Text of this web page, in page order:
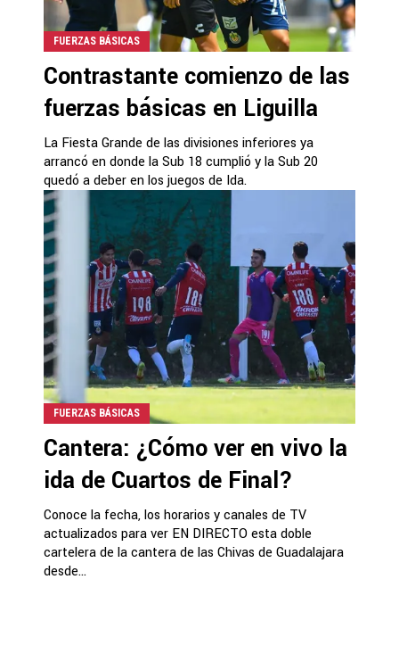
FUERZAS BÁSICAS
Contrastante comienzo de las
fuerzas básicas en Liguilla
La Fiesta Grande de las divisiones inferiores ya
arrancó en donde la Sub 18 cumplió y la Sub 20
quedó a deber en los juegos de Ida.
FUERZAS BÁSICAS
Cantera: ¿Cómo ver en vivo la
ida de Cuartos de Final?
Conoce la fecha, los horarios y canales de TV
actualizados para ver EN DIRECTO esta doble
cartelera de la cantera de las Chivas de Guadalajara
desde...